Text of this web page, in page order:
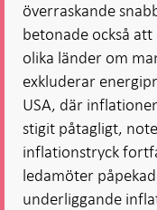
överraskande
betonade också
olika länder om
exkluderar
USA, där
stigit påtagligt,
inflationstryck
ledamöter
underliggande